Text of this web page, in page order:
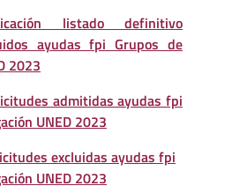
listado definitivo
ayudas fpi Grupos de
2023
admitidas ayudas fpi
UNED 2023
excluidas ayudas fpi
UNED 2023